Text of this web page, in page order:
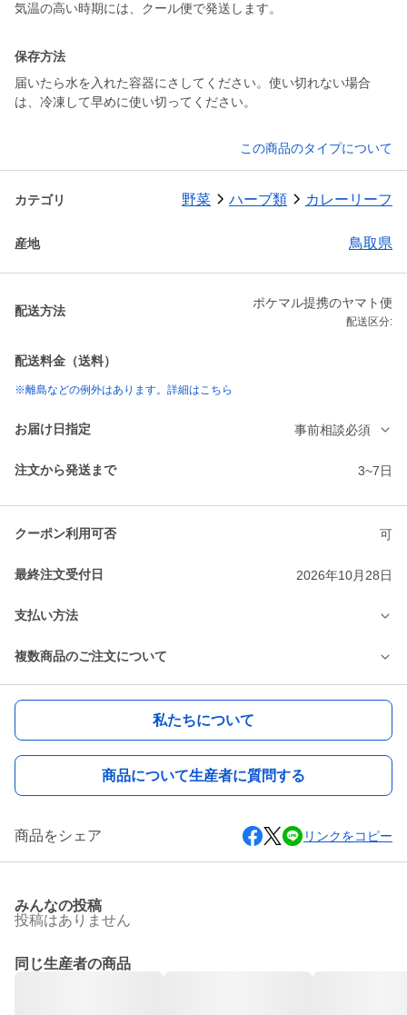
気温の高い時期には、クール便で発送します。
保存方法
届いたら水を入れた容器にさしてください。使い切れない場合
は、冷凍して早めに使い切ってください。
この商品のタイプについて
カテゴリ 野菜 ハーブ類 カレーリーフ
産地 鳥取県
配送方法
ポケマル提携のヤマト便
配送区分:
配送料金（送料）
※離島などの例外はあります。詳細はこちら
お届け日指定 事前相談必須
注文から発送まで 3~7日
クーポン利用可否 可
最終注文受付日 2026年10月28日
支払い方法
複数商品のご注文について
私たちについて
商品について生産者に質問する
商品をシェア リンクをコピー
みんなの投稿
投稿はありません
同じ生産者の商品